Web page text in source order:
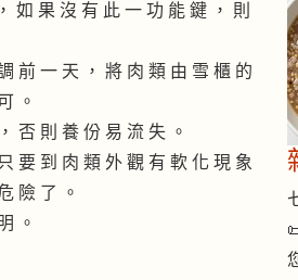
如 果 沒 有 此 一 功 能 鍵 ， 則
前 一 天 ， 將 肉 類 由 雪 櫃 的
。
否 則 養 份 易 流 失 。
要 到 肉 類 外 觀 有 軟 化 現 象
險 了 。
。